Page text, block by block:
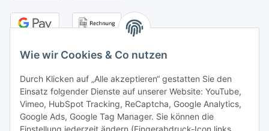
Wie wir Cookies & Co nutzen
Durch Klicken auf „Alle akzeptieren“ gestatten Sie den
Einsatz folgender Dienste auf unserer Website: YouTube,
Vimeo, HubSpot Tracking, ReCaptcha, Google Analytics,
Google Ads, Google Tag Manager. Sie können die
Kontakt
Adresse:
senne products GmbH